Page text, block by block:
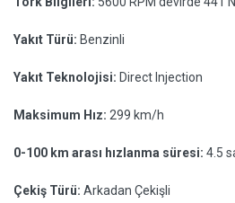
Yakıt Türü: Benzinli
Yakıt Teknolojisi: Direct Injection
Maksimum Hız: 299 km/h
0-100 km arası hızlanma süresi: 4.5
Çekiş Türü: Arkadan Çekişli